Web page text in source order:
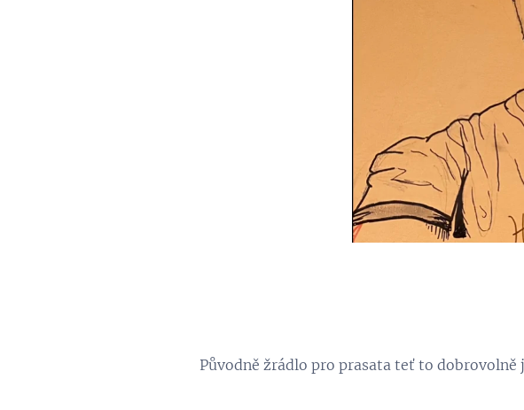
Původně žrádlo pro prasata teť to